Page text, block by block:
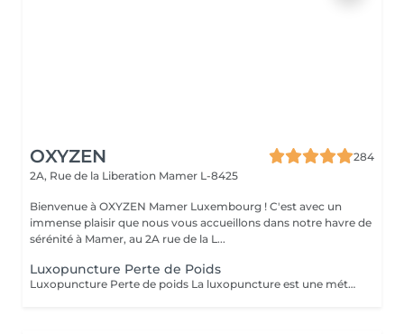
OXYZEN
284
2A, Rue de la Liberation Mamer L-8425
Bienvenue à OXYZEN Mamer Luxembourg ! C'est avec un
immense plaisir que nous vous accueillons dans notre havre de
sérénité à Mamer, au 2A rue de la L...
Luxopuncture Perte de Poids
Luxopuncture Perte de poids La luxopuncture est une méthode douce et non invasive qui aide à réguler l'appétit, réduire les fringales et rééquilibrer le métabolisme. Idéale pour accompagner une perte de poids progressive, elle agit également sur le stress et les compulsions alimentaires. Chaque séance est adaptée à vos besoins afin de vous accompagner en douceur vers un meilleur équilibre et des résultats durables. Un accompagnement naturel pour retrouver légèreté, équilibre et bien-être au quotidien.